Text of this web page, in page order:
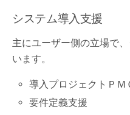
システム導入支援
主にユーザー側の立場で
います。
導入プロジェクトＰＭ
要件定義支援